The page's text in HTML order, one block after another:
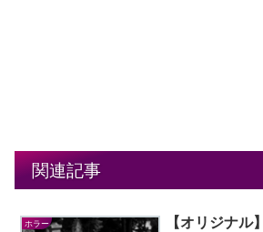
関連記事
ホラー 【オリジナル